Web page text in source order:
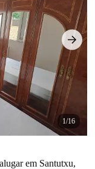
1/16
em Santutxu,